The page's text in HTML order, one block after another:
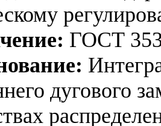
ГОСТ
дугового